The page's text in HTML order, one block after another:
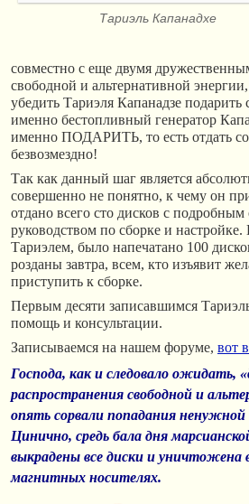
Тариэль Капанадхе
совместно с еще двумя
свободной и альтернативной энергии,
убедить Тариэля Капанадзе подарить
именно бестопливный генератор
именно ПОДАРИТЬ, то есть отдать
безвозмездно!
Так как данный шаг является
совершенно не понятно, к чему он
отдано всего сто дисков с
руководством по сборке и
Тариэлем, было напечатано 100
розданы завтра, всем, кто изъявит
приступить к сборке.
Первым десяти записавшимся
помощь и консультации.
Записываемся на нашем форуме, вот
Господа, как и следовало ожидать,
распространения свободной и
опять сорвали попадания
Цинично, средь бала дня
выкрадены все диски и уничтожена
магнитных носителях.